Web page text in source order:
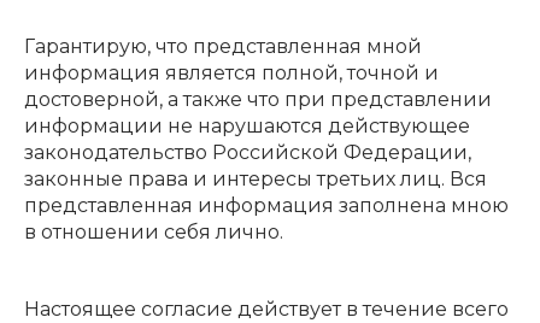
Гарантирую, что представленная мной
информация является полной, точной и
достоверной, а также что при представлении
информации не нарушаются действующее
законодательство Российской Федерации,
законные права и интересы третьих лиц. Вся
представленная информация заполнена мною
в отношении себя лично.
Настоящее согласие действует в течение всего